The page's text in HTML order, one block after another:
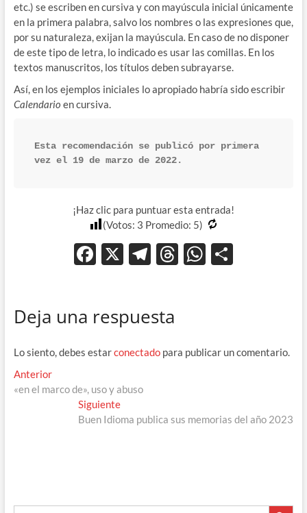
etc.) se escriben en cursiva y con mayúscula inicial únicamente
en la primera palabra, salvo los nombres o las expresiones que,
por su naturaleza, exijan la mayúscula. En caso de no disponer
de este tipo de letra, lo indicado es usar las comillas. En los
textos manuscritos, los títulos deben subrayarse.
Así, en los ejemplos iniciales lo apropiado habría sido escribir
Calendario en cursiva.
Esta recomendación se publicó por primera
vez el 19 de marzo de 2022.
¡Haz clic para puntuar esta entrada!
(Votos: 3 Promedio: 5)
F
b
o
k
X T
gr
m
T
ds
W
p
ti
Deja una respuesta
Lo siento, debes estarconectadopara publicar un comentario.
Navegación
de
entradas
AnteriorEntrada
anterior:
«en el marco de», uso y abuso
SiguienteEntrada
siguiente:
Buen Idioma publica sus memorias del año 2023
Buscar: Botón de